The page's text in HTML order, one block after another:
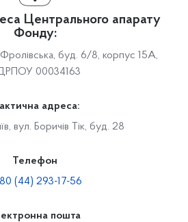
Центрального апарату
Фонду:
буд. 6/8, корпус 15А,
00034163
адреса:
вул. Боричів Тік, буд. 28
Телефон
(44) 293-17-56
пошта